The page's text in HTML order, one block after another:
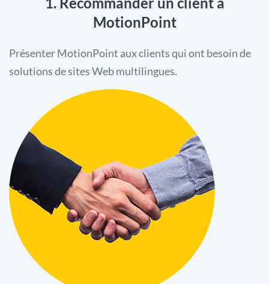
MotionPoint
Présenter MotionPoint aux clients qui ont besoin de
solutions de sites Web multilingues.